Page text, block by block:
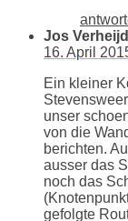
Jos
16. April
Ein kleiner
unser
von die
berichten.
ausser das
noch das
gefolgte